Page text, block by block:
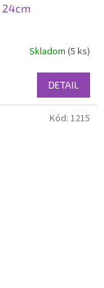
Skladom (5 ks)
DETAIL
Kód: 1215